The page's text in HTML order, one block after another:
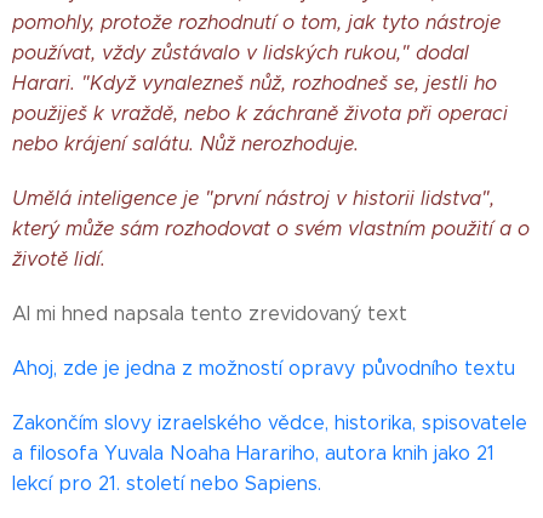
pomohly, protože rozhodnutí o tom, jak tyto nástroje
používat, vždy zůstávalo v lidských rukou," dodal
Harari. "Když vynalezneš nůž, rozhodneš se, jestli ho
použiješ k vraždě, nebo k záchraně života při operaci
nebo krájení salátu. Nůž nerozhoduje.
Umělá inteligence je "první nástroj v historii lidstva",
který může sám rozhodovat o svém vlastním použití a o
životě lidí.
AI mi hned napsala tento zrevidovaný text
Ahoj, zde je jedna z možností opravy původního textu
Zakončím slovy izraelského vědce, historika, spisovatele
a filosofa Yuvala Noaha Harariho, autora knih jako 21
lekcí pro 21. století nebo Sapiens.